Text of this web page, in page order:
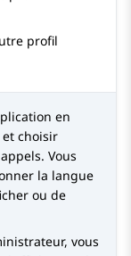
profil
en
choisir
Vous
la langue
ou de
vous